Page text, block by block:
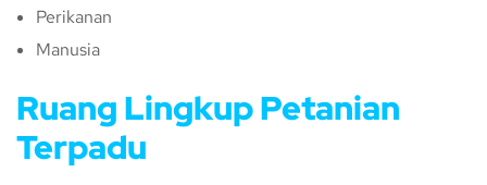
Perikanan
Manusia
Ruang Lingkup Petanian
Terpadu